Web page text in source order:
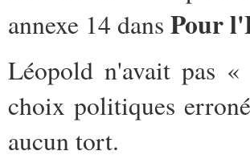
annexe 14 dans Pour
Léopold n'avait pas «
choix politiques
aucun tort.